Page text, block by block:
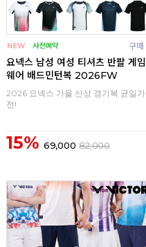
구매
요넥스 남성 여성 티셔츠 반팔 게임
웨어 배드민턴복 2026FW
2026 요넥스 가을 신상 경기복 균일가
전!
15% 69,000 82,000